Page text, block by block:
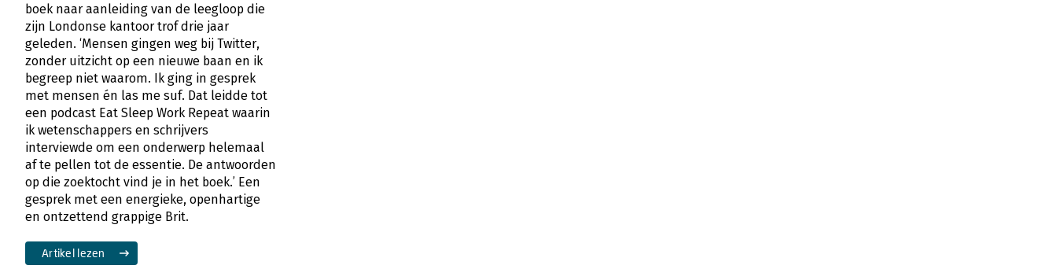
boek naar aanleiding van de leegloop die
zijn Londonse kantoor trof drie jaar
geleden. ‘Mensen gingen weg bij Twitter,
zonder uitzicht op een nieuwe baan en ik
begreep niet waarom. Ik ging in gesprek
met mensen én las me suf. Dat leidde tot
een podcast Eat Sleep Work Repeat waarin
ik wetenschappers en schrijvers
interviewde om een onderwerp helemaal
af te pellen tot de essentie. De antwoorden
op die zoektocht vind je in het boek.’ Een
gesprek met een energieke, openhartige
en ontzettend grappige Brit.
Artikel lezen